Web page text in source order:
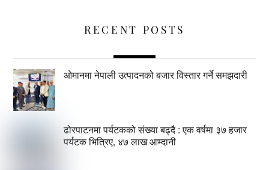
RECENT POSTS
ओमानमा नेपाली उत्पादनको बजार विस्तार गर्ने समझदारी
ढोरपाटनमा पर्यटकको संख्या बढ्दै : एक वर्षमा ३७ हजार
पर्यटक भित्रिए, ४७ लाख आम्दानी